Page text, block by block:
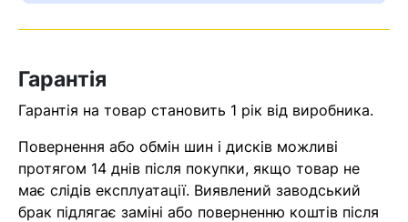
знайдена.
Гарантія
Гарантія на товар становить 1 рік від виробника.
Повернення або обмін шин і дисків можливі
протягом 14 днів після покупки, якщо товар не
має слідів експлуатації. Виявлений заводський
брак підлягає заміні або поверненню коштів після